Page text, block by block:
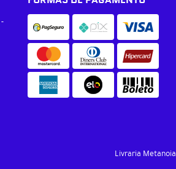
-
Livraria Metanoia